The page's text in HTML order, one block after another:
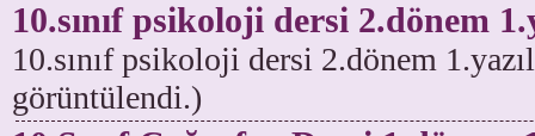
10.sınıf psikoloji dersi 2.dönem
10.sınıf psikoloji dersi 2.dönem
görüntülendi.)